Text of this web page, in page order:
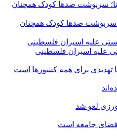
سرنوشت صدها کودک همچنان
علیه اسیران فلسطینی
تهدیدی برای همه کشورها است
لغو شد
فضای جامعه است